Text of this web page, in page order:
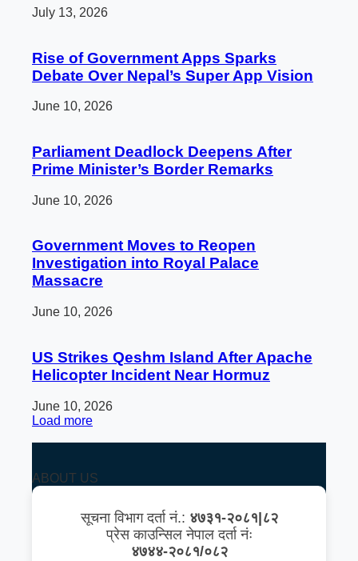
July 13, 2026
Rise of Government Apps Sparks
Debate Over Nepal’s Super App Vision
June 10, 2026
Parliament Deadlock Deepens After
Prime Minister’s Border Remarks
June 10, 2026
Government Moves to Reopen
Investigation into Royal Palace
Massacre
June 10, 2026
US Strikes Qeshm Island After Apache
Helicopter Incident Near Hormuz
June 10, 2026
Load more
ABOUT US
सूचना विभाग दर्ता नं.: ४७३१-२०८१|८२
प्रेस काउन्सिल नेपाल दर्ता नंः
४७४४-२०८१/०८२